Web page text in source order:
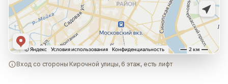
Вход со стороны Кирочной улицы, 6 этаж, есть лифт